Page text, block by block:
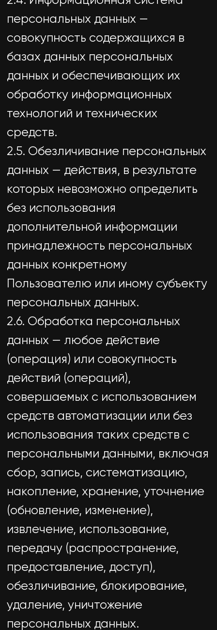
персональными данными, включая
сбор, запись, систематизацию,
накопление, хранение, уточнение
извлечение, использование,
передачу (распространение,
предоставление, доступ),
обезличивание, блокирование,
удаление, уничтожение
персональных данных.
орган, муниципальный орган,
юридическое или физическое
совместно с другими лицами
организующие и/или
осуществляющие обработку
определяющие цели обработки
персональных данных, состав
персональных данных,
(операции), совершаемые с
персональными данными.
любая информация, относящаяся
прямо или косвенно к
определенному или
определяемому Пользователю
веб-сайта https://utdgroup.ru.
2.9. Персональные данные,
персональных данных для
распространения, —
персональные данные, доступ
неограниченного круга лиц к
которым предоставлен субъектом
персональных данных путем дачи
персональных данных,
разрешенных субъектом
распространения в порядке,
предусмотренном Законом о
персональных данных (далее —